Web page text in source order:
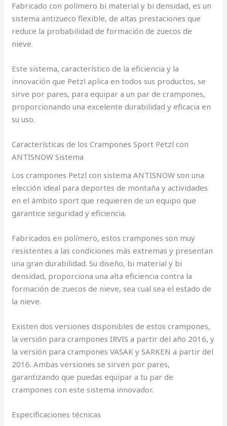
Fabricado con polímero bi material y bi densidad, es un
sistema antizueco flexible, de altas prestaciones que
reduce la probabilidad de formación de zuecos de
nieve.
Este sistema, característico de la eficiencia y la
innovación que Petzl aplica en todos sus productos, se
sirve por pares, para equipar a un par de crampones,
proporcionando una excelente durabilidad y eficacia en
su uso.
Características de los Crampones Sport Petzl con
ANTISNOW Sistema
Los crampones Petzl con sistema ANTISNOW son una
elección ideal para deportes de montaña y actividades
en el ámbito sport que requieren de un equipo que
garantice seguridad y eficiencia.
Fabricados en polímero, estos crampones son muy
resistentes a las condiciones más extremas y presentan
una gran durabilidad. Su diseño, bi material y bi
densidad, proporciona una alta eficiencia contra la
formación de zuecos de nieve, sea cual sea el estado de
la nieve.
Existen dos versiones disponibles de estos crampones,
la versión para crampones IRVIS a partir del año 2016, y
la versión para crampones VASAK y SARKEN a partir del
2016. Ambas versiones se sirven por pares,
garantizando que puedas equipar a tu par de
crampones con este sistema innovador.
Especificaciones técnicas